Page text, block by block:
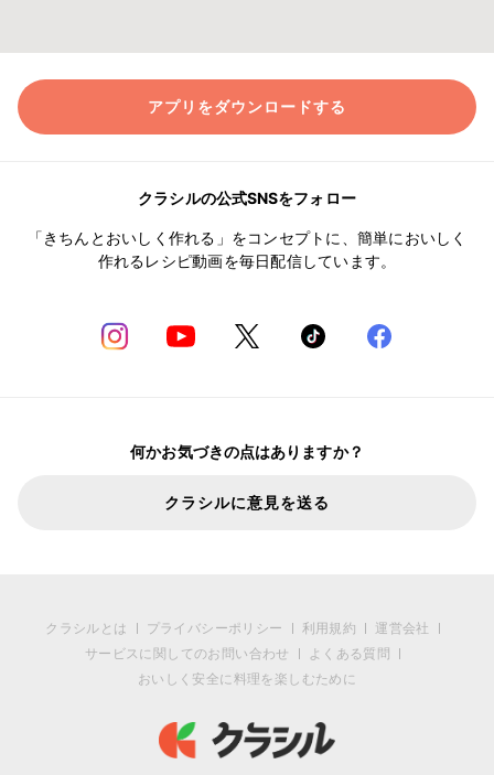
アプリをダウンロードする
クラシルの公式SNSをフォロー
「きちんとおいしく作れる」をコンセプトに、簡単においしく
作れるレシピ動画を毎日配信しています。
何かお気づきの点はありますか？
クラシルに意見を送る
クラシルとは プライバシーポリシー 利用規約
運営会社
サービスに関してのお問い合わせ
よくある質問
おいしく安全に料理を楽しむために